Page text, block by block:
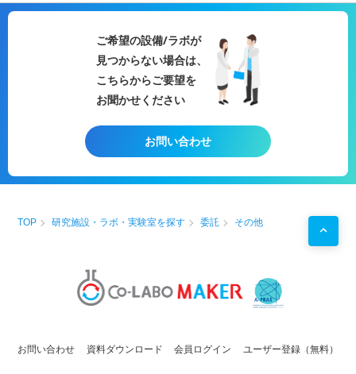
ご希望の設備/ラボが
見つからない場合は、
こちらからご要望を
お聞かせください
お問い合わせ
TOP 研究施設・ラボ・実験室を探す 委託 その他
お問い合わせ 資料ダウンロード 会員ログイン ユーザー登録（無料）